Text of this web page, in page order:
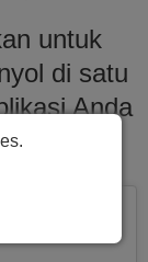
untuk
di satu
Anda